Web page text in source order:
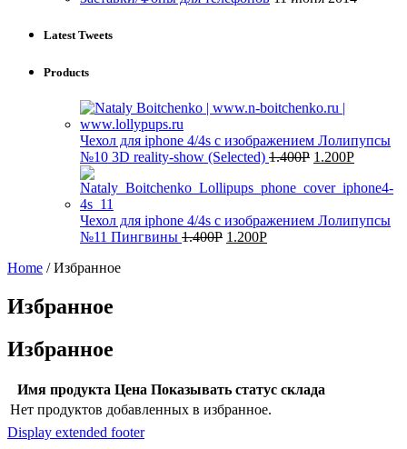
Latest Tweets
Products
Чехол для iphone 4/4s с изображением Лолипупсы
№10 3D reality-show (Selected) 1.400Р 1.200Р
Чехол для iphone 4/4s с изображением Лолипупсы
№11 Пингвины 1.400Р 1.200Р
Home /Избранное
Избранное
Избранное
Имя продукта Цена Показывать статус склада
Нет продуктов добавленных в избранное.
Display extended footer